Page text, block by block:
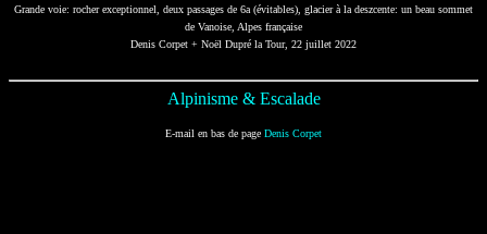
Grande voie: rocher exceptionnel, deux passages de 6a (évitables), glacier à la deszcente: un beau sommet
de Vanoise, Alpes française
Denis Corpet + Noël Dupré la Tour, 22 juillet 2022
Alpinisme & Escalade
E-mail en bas de page Denis Corpet